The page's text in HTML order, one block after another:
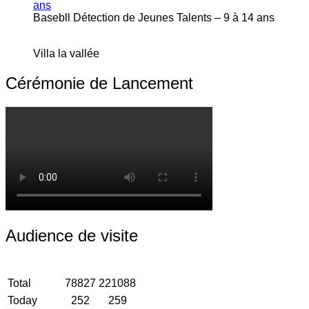
Basebll Détection de Jeunes Talents – 9 à 14 ans
Villa la vallée
Cérémonie de Lancement
Audience de visite
Total 78827 221088
Today
252 259